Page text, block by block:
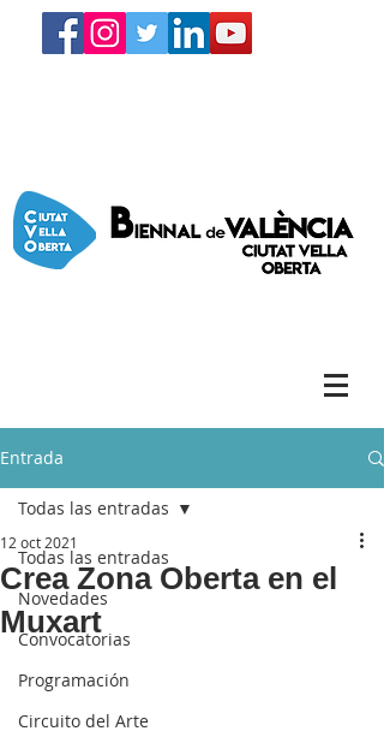
Entrada
Todas las entradas
Novedades
Convocatorias
Programación
Circuito del Arte
Todas las entradas
Crea Zona Oberta en el
Muxart
12 oct 2021